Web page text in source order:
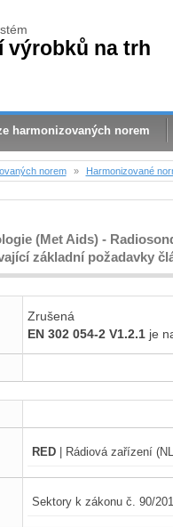
výrobků na trh
harmonizovaných norem
norem » Harmonizované
(Met Aids) -
základní požadavky
Zrušená
EN 302 054-2 V1.2.1je
RED| Rádiová zařízení
Sektory k zákonu č. 90/